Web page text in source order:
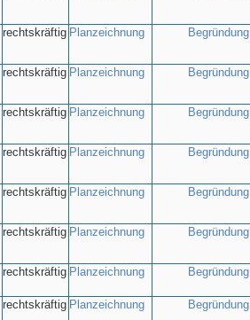
rechtskräftig Planzeichnung Begründung
rechtskräftig Planzeichnung Begründung
rechtskräftig Planzeichnung Begründung
rechtskräftig Planzeichnung Begründung
rechtskräftig Planzeichnung Begründung
rechtskräftig Planzeichnung Begründung
rechtskräftig Planzeichnung Begründung
rechtskräftig Planzeichnung Begründung